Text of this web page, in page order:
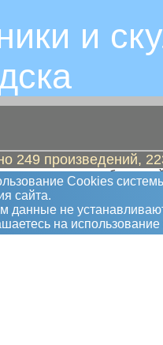
и
249 произведений,
Сookies
сайта.
данные не
на
- город и завод
гремели на полях
летали во время
на выпуск мирной